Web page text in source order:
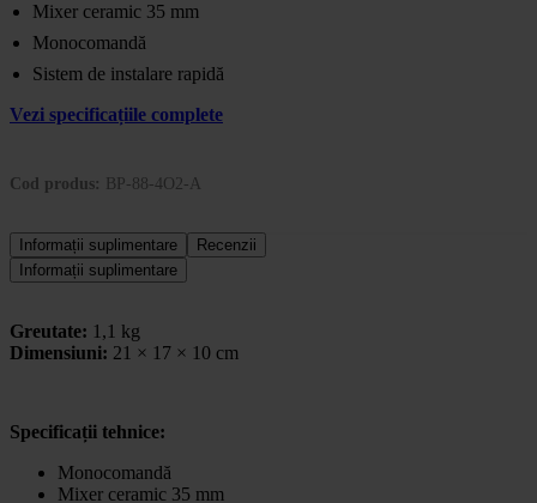
Mixer ceramic 35 mm
Monocomandă
Sistem de instalare rapidă
Vezi specificațiile complete
Cod produs: BP-88-4O2-A
Informații suplimentare
Recenzii
Informații suplimentare
Greutate: 1,1 kg
Dimensiuni: 21 × 17 × 10 cm
Specificații tehnice:
Monocomandă
Mixer ceramic 35 mm